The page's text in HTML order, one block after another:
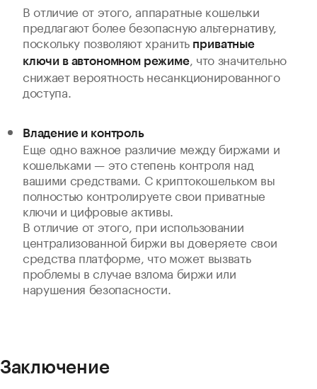
В отличие от этого, аппаратные кошельки
предлагают более безопасную альтернативу,
поскольку позволяют хранить приватные
ключи в автономном режиме, что значительно
снижает вероятность несанкционированного
доступа.
Владение и контроль
Еще одно важное различие между биржами и
кошельками — это степень контроля над
вашими средствами. С криптокошельком вы
полностью контролируете свои приватные
ключи и цифровые активы.
В отличие от этого, при использовании
централизованной биржи вы доверяете свои
средства платформе, что может вызвать
проблемы в случае взлома биржи или
нарушения безопасности.
Заключение